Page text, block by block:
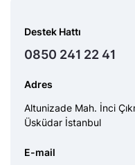
Destek Hattı
0850 241 22 41
Adres
Altunizade Mah. İnci
Üsküdar İstanbul
E-mail